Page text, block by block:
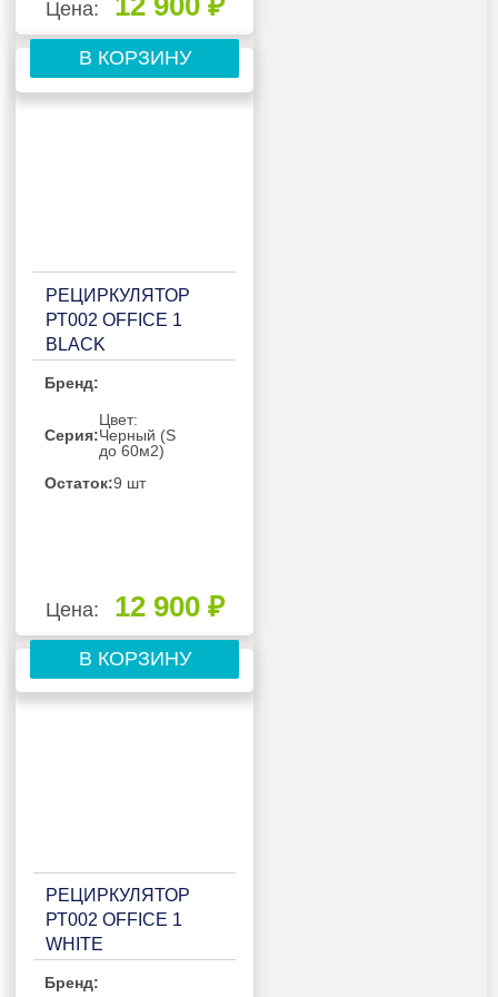
Цена:
В КОРЗИНУ
РЕЦИРКУЛЯТОР
РТ002 OFFICE 1
BLACK
Бренд:
Серия:
Цвет:
Черный (S
до 60м2)
Остаток:9 шт
Цена: 12 900 ₽
В КОРЗИНУ
РЕЦИРКУЛЯТОР
РТ002 OFFICE 1
WHITE
Бренд: